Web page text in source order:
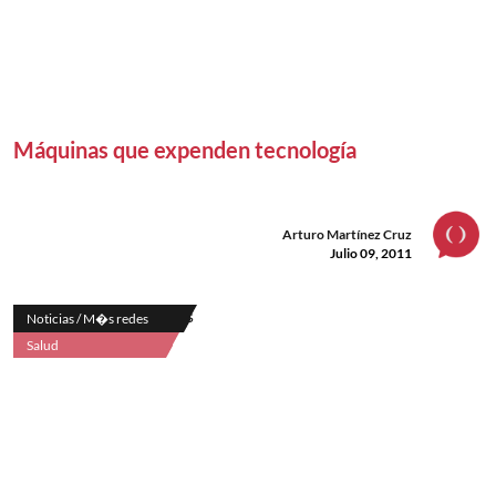
Máquinas que expenden tecnología
Arturo Martínez Cruz
Julio 09, 2011
Noticias / M�s redes
Salud